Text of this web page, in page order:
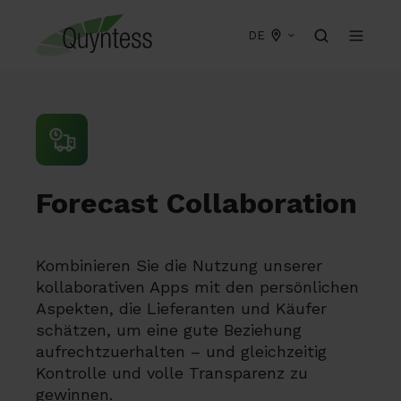
DE
Forecast Collaboration
Kombinieren Sie die Nutzung unserer
kollaborativen Apps mit den persönlichen
Aspekten, die Lieferanten und Käufer
schätzen, um eine gute Beziehung
aufrechtzuerhalten – und gleichzeitig
Kontrolle und volle Transparenz zu
gewinnen.